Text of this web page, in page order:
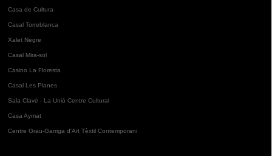
Casa de Cultura
Casal Torreblanca
Xalet Negre
Casal Mira-sol
Casino La Floresta
Casal Les Planes
Sala Clavé - La Unió Centre Cultural
Casa Aymat
Centre Grau-Garriga d'Art Tèxtil Contemporani